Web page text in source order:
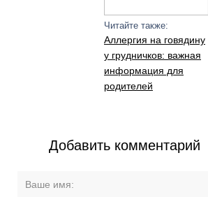
Читайте также:
Аллергия на говядину
у грудничков: важная
информация для
родителей
Добавить комментарий